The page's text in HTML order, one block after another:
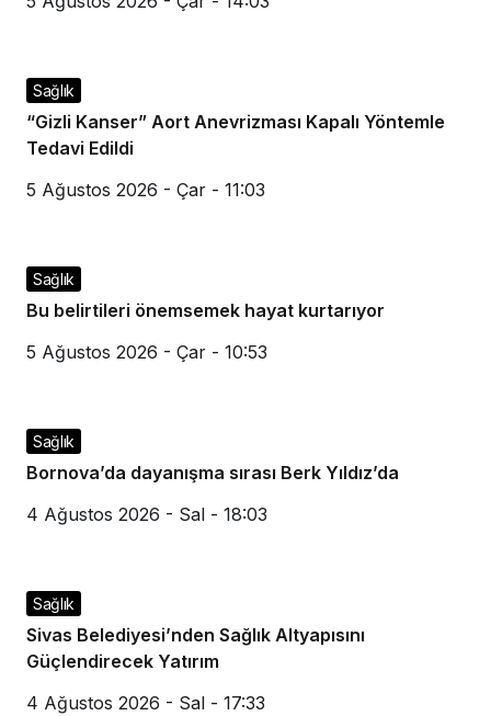
Sağlık
“Gizli Kanser” Aort Anevrizması Kapalı Yöntemle
Tedavi Edildi
5 Ağustos 2026 - Çar - 11:03
Sağlık
Bu belirtileri önemsemek hayat kurtarıyor
5 Ağustos 2026 - Çar - 10:53
Sağlık
Bornova’da dayanışma sırası Berk Yıldız’da
4 Ağustos 2026 - Sal - 18:03
Sağlık
Sivas Belediyesi’nden Sağlık Altyapısını
Güçlendirecek Yatırım
4 Ağustos 2026 - Sal - 17:33